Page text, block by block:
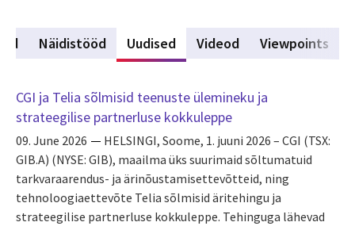
Näidistööd Uudised (active tab)
Videod Viewpoints
CGI ja Telia sõlmisid teenuste ülemineku ja
strateegilise partnerluse kokkuleppe
09. June 2026
HELSINGI, Soome, 1. juuni 2026 – CGI (TSX:
GIB.A) (NYSE: GIB), maailma üks suurimaid sõltumatuid
tarkvaraarendus- ja ärinõustamisettevõtteid, ning
tehnoloogiaettevõte Telia sõlmisid äritehingu ja
strateegilise partnerluse kokkuleppe. Tehinguga lähevad